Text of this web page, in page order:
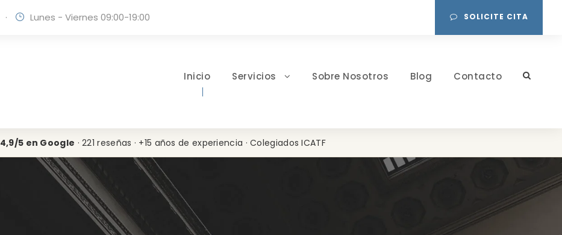
· Lunes - Viernes 09:00-19:00 SOLICITE CITA
Inicio Servicios Sobre Nosotros Blog Contacto
4,9/5 en Google · 221 reseñas · +15 años de experiencia · Colegiados ICATF